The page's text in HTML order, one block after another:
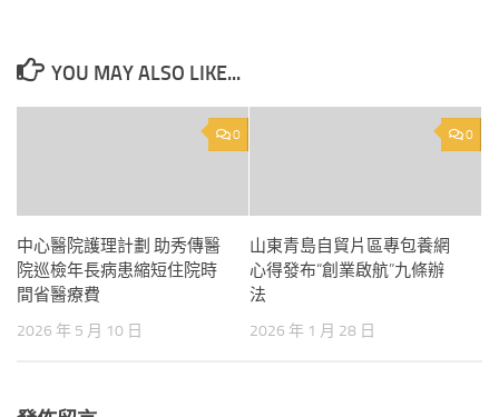
YOU MAY ALSO LIKE...
0
中心醫院護理計劃 助秀傳醫
院巡檢年長病患縮短住院時
間省醫療費
2026 年 5 月 10 日
0
山東青島自貿片區專包養網
心得發布“創業啟航”九條辦
法
2026 年 1 月 28 日